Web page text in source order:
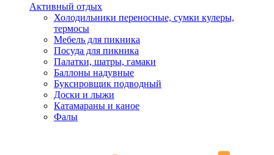
Активный отдых
Холодильники переносные, сумки кулеры,
термосы
Мебель для пикника
Посуда для пикника
Палатки, шатры, гамаки
Баллоны надувные
Буксировщик подводный
Доски и лыжи
Катамараны и каное
Фалы